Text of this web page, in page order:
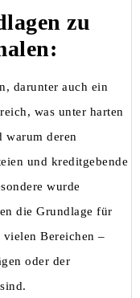
zu
darunter auch ein
was unter harten
warum deren
und kreditgebende
wurde
die Grundlage für
Bereichen –
oder der